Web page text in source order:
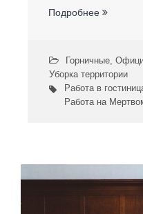
Подробнее
Горничные,
Уборка территории
Работа в
Работа на